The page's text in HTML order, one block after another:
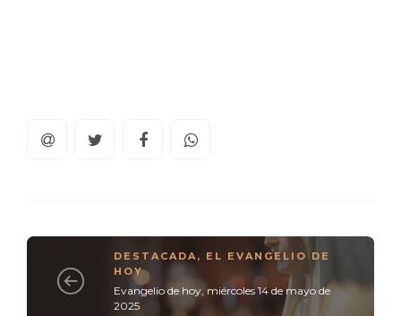
DESTACADA , EL EVANGELIO DE
HOY
Evangelio de hoy, miércoles 14 de mayo de
2025